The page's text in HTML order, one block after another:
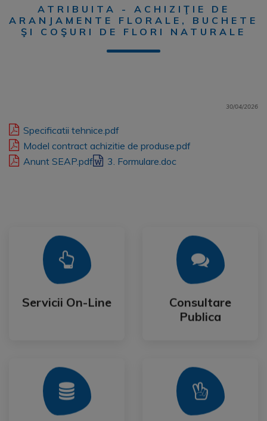
ATRIBUITA - ACHIZIŢIE DE
ARANJAMENTE FLORALE, BUCHETE
ŞI COŞURI DE FLORI NATURALE
30/04/2026
Specificatii tehnice.pdf
Model contract achizitie de produse.pdf
Anunt SEAP.pdf
3. Formulare.doc
Servicii On-Line
Servicii On-Line
Mai Mult
Consultare
Publica
Consultare
Publica
Mai Mult
Mai Mult Mai Mult